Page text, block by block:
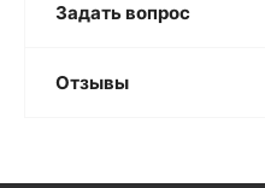
Задать вопрос
Отзывы